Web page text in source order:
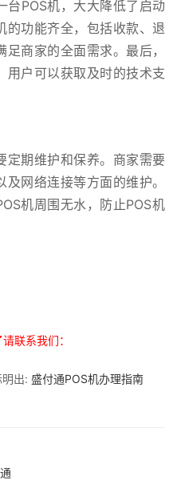
台POS机，大大降低了启动
的功能齐全，包括收款、退
商家的全面需求。最后，
用户可以获取及时的技术支
定期维护和保养。商家需要
网络连接等方面的维护。
机周围无水，防止POS机
联系我们：
出: 盛付通POS机办理指南